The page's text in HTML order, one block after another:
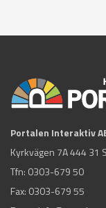
Portalen Interaktiv
Kyrkvägen 7A 444 31
Tfn: 0303-679 50
Fax: 0303-679 55